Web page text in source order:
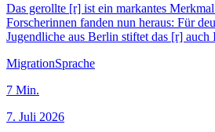
Das gerollte [r] ist ein markantes
Forscherinnen fanden nun heraus: Für
Jugendliche aus Berlin stiftet das [r] auch
MigrationSprache
7 Min.
7. Juli 2026